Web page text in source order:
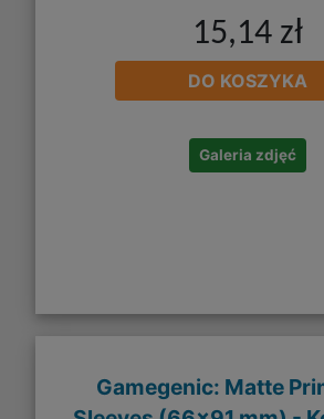
15,14 zł
DO KOSZYKA
Galeria zdjęć
Gamegenic: Matte